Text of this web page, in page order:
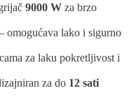
9000 W za brzo
lako i sigurno
za laku pokretljivost i
za do 12 sati